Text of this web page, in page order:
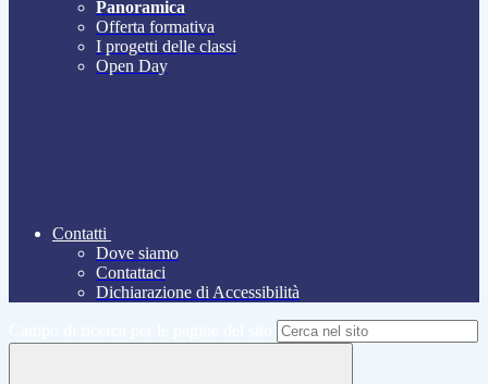
Panoramica
Offerta formativa
I progetti delle classi
Open Day
Contatti
Dove siamo
Contattaci
Dichiarazione di Accessibilità